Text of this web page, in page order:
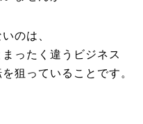
のは、
ったく違うビジネス
狙っていることです。